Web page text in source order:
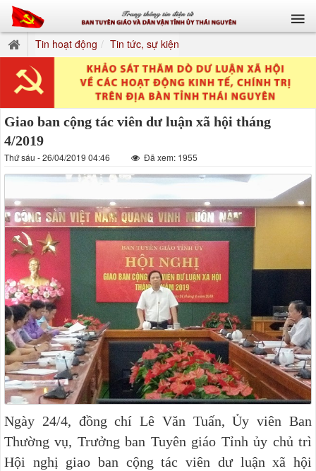
Tin hoạt động Tin tức, sự kiện
Giao ban cộng tác viên dư luận xã hội tháng
4/2019
Thứ sáu - 26/04/2019 04:46 Đã xem: 1955
Ngày 24/4, đồng chí Lê Văn Tuấn, Ủy viên Ban
Thường vụ, Trưởng ban Tuyên giáo Tỉnh ủy chủ trì
Hội nghị giao ban cộng tác viên dư luận xã hội